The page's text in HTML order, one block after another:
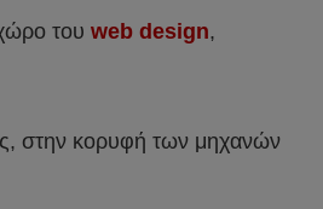
του web design,
στην κορυφή των μηχανών